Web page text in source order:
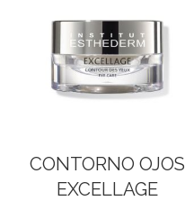
CONTORNO OJOS
EXCELLAGE